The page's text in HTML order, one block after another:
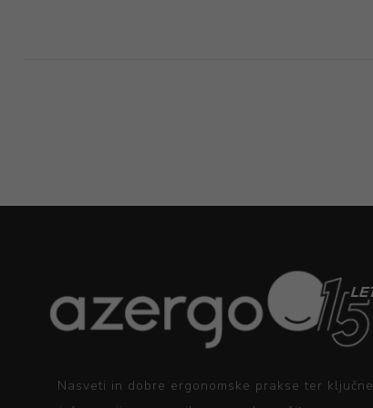
Nasveti in dobre ergonomske prakse ter ključne